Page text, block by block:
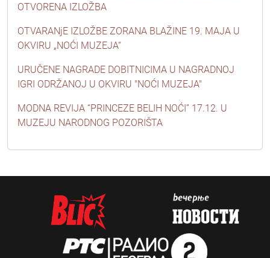
OTVORENA IZLOŽBA
OTVARANjE IZLOŽBE ZORANA BLAŽINE 19. MAJA U
OKVIRU „NOĆI MUZEJA“
URUČENE NAGRADE DOBITNICIMA U NAGRADNOJ
IGRI ODRŽANOJ U OKVIRU "NOĆI MUZEJA"
MODNA REVIJA “PRINCEZE BELIH NOĆI” 17.12. U
MUZEJU NARODNOG POZORIŠTA